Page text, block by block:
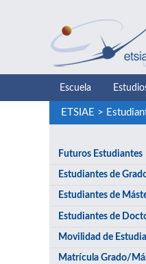
Escuela
ETSIAE >
Futuros Estudiantes
Estudiantes de
Estudiantes de
Estudiantes de
Movilidad de
Matrícula Grado/